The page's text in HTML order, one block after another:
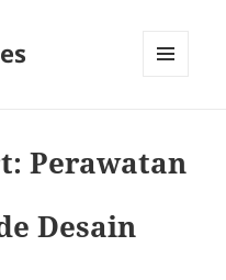
Perawatan
Desain